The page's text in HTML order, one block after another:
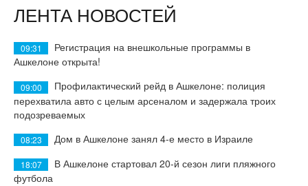
ЛЕНТА НОВОСТЕЙ
09:31
Регистрация на внешкольные программы в
Ашкелоне открыта!
09:00
Профилактический рейд в Ашкелоне: полиция
перехватила авто с целым арсеналом и задержала троих
подозреваемых
08:23 Дом в Ашкелоне занял 4-е место в Израиле
18:07
В Ашкелоне стартовал 20-й сезон лиги пляжного
футбола